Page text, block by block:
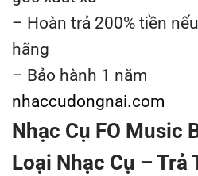
– Hoàn trả 200% tiền
hãng
– Bảo hành 1 năm
nhaccudongnai.com
Nhạc Cụ FO Music
Loại Nhạc Cụ – Trả